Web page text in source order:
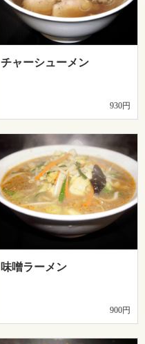
チャーシューメン
930円
味噌ラーメン
900円